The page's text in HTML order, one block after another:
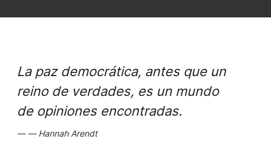
La paz democrática, antes que un
reino de verdades, es un mundo
de opiniones encontradas.
Hannah Arendt